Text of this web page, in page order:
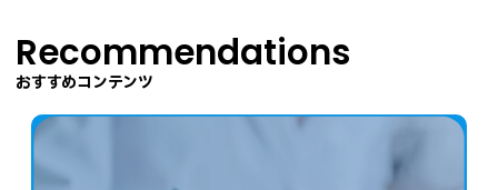
Recommendations
おすすめコンテンツ